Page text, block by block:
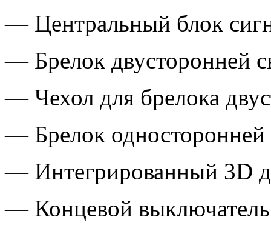
— Центральный блок
— Брелок двусторонней
— Чехол для брелока
— Брелок односторонней
— Интегрированный 3D
— Концевой выключатель